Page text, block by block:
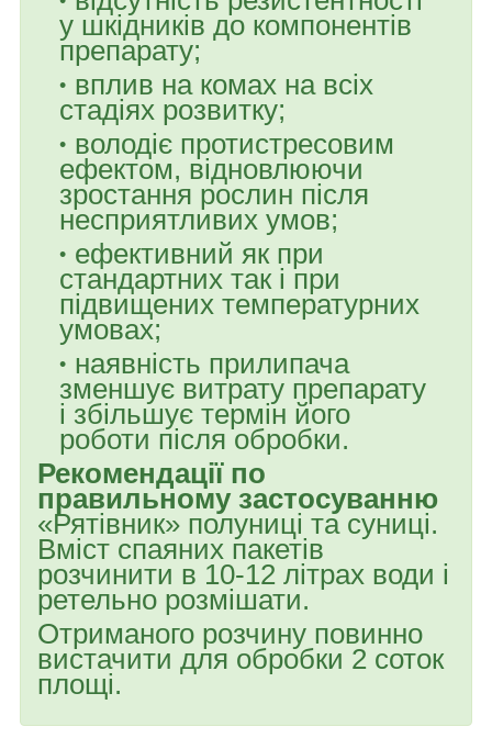
у шкідників до компонентів
препарату;
вплив на комах на всіх
стадіях розвитку;
володіє протистресовим
ефектом, відновлюючи
зростання рослин після
несприятливих умов;
ефективний як при
стандартних так і при
підвищених температурних
умовах;
наявність прилипача
зменшує витрату препарату
і збільшує термін його
роботи після обробки.
Рекомендації по
правильному застосуванню
«Рятівник» полуниці та суниці.
Вміст спаяних пакетів
розчинити в 10-12 літрах води і
ретельно розмішати.
Отриманого розчину повинно
вистачити для обробки 2 соток
площі.